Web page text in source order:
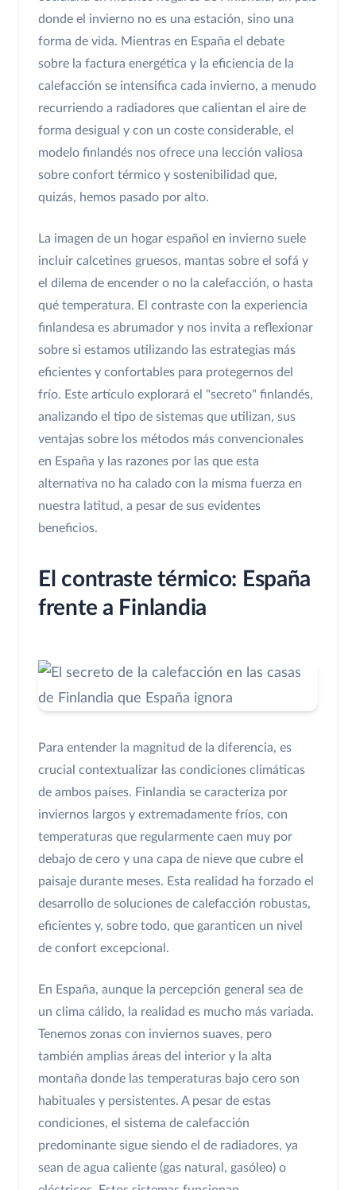
donde el invierno no es una estación, sino una
forma de vida. Mientras en España el debate
sobre la factura energética y la eficiencia de la
calefacción se intensifica cada invierno, a menudo
recurriendo a radiadores que calientan el aire de
forma desigual y con un coste considerable, el
modelo finlandés nos ofrece una lección valiosa
sobre confort térmico y sostenibilidad que,
quizás, hemos pasado por alto.
La imagen de un hogar español en invierno suele
incluir calcetines gruesos, mantas sobre el sofá y
el dilema de encender o no la calefacción, o hasta
qué temperatura. El contraste con la experiencia
finlandesa es abrumador y nos invita a reflexionar
sobre si estamos utilizando las estrategias más
eficientes y confortables para protegernos del
frío. Este artículo explorará el "secreto" finlandés,
analizando el tipo de sistemas que utilizan, sus
ventajas sobre los métodos más convencionales
en España y las razones por las que esta
alternativa no ha calado con la misma fuerza en
nuestra latitud, a pesar de sus evidentes
beneficios.
El contraste térmico: España
frente a Finlandia
Para entender la magnitud de la diferencia, es
crucial contextualizar las condiciones climáticas
de ambos países. Finlandia se caracteriza por
inviernos largos y extremadamente fríos, con
temperaturas que regularmente caen muy por
debajo de cero y una capa de nieve que cubre el
paisaje durante meses. Esta realidad ha forzado el
desarrollo de soluciones de calefacción robustas,
eficientes y, sobre todo, que garanticen un nivel
de confort excepcional.
En España, aunque la percepción general sea de
un clima cálido, la realidad es mucho más variada.
Tenemos zonas con inviernos suaves, pero
también amplias áreas del interior y la alta
montaña donde las temperaturas bajo cero son
habituales y persistentes. A pesar de estas
condiciones, el sistema de calefacción
predominante sigue siendo el de radiadores, ya
sean de agua caliente (gas natural, gasóleo) o